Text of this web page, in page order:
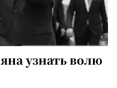
узнать волю